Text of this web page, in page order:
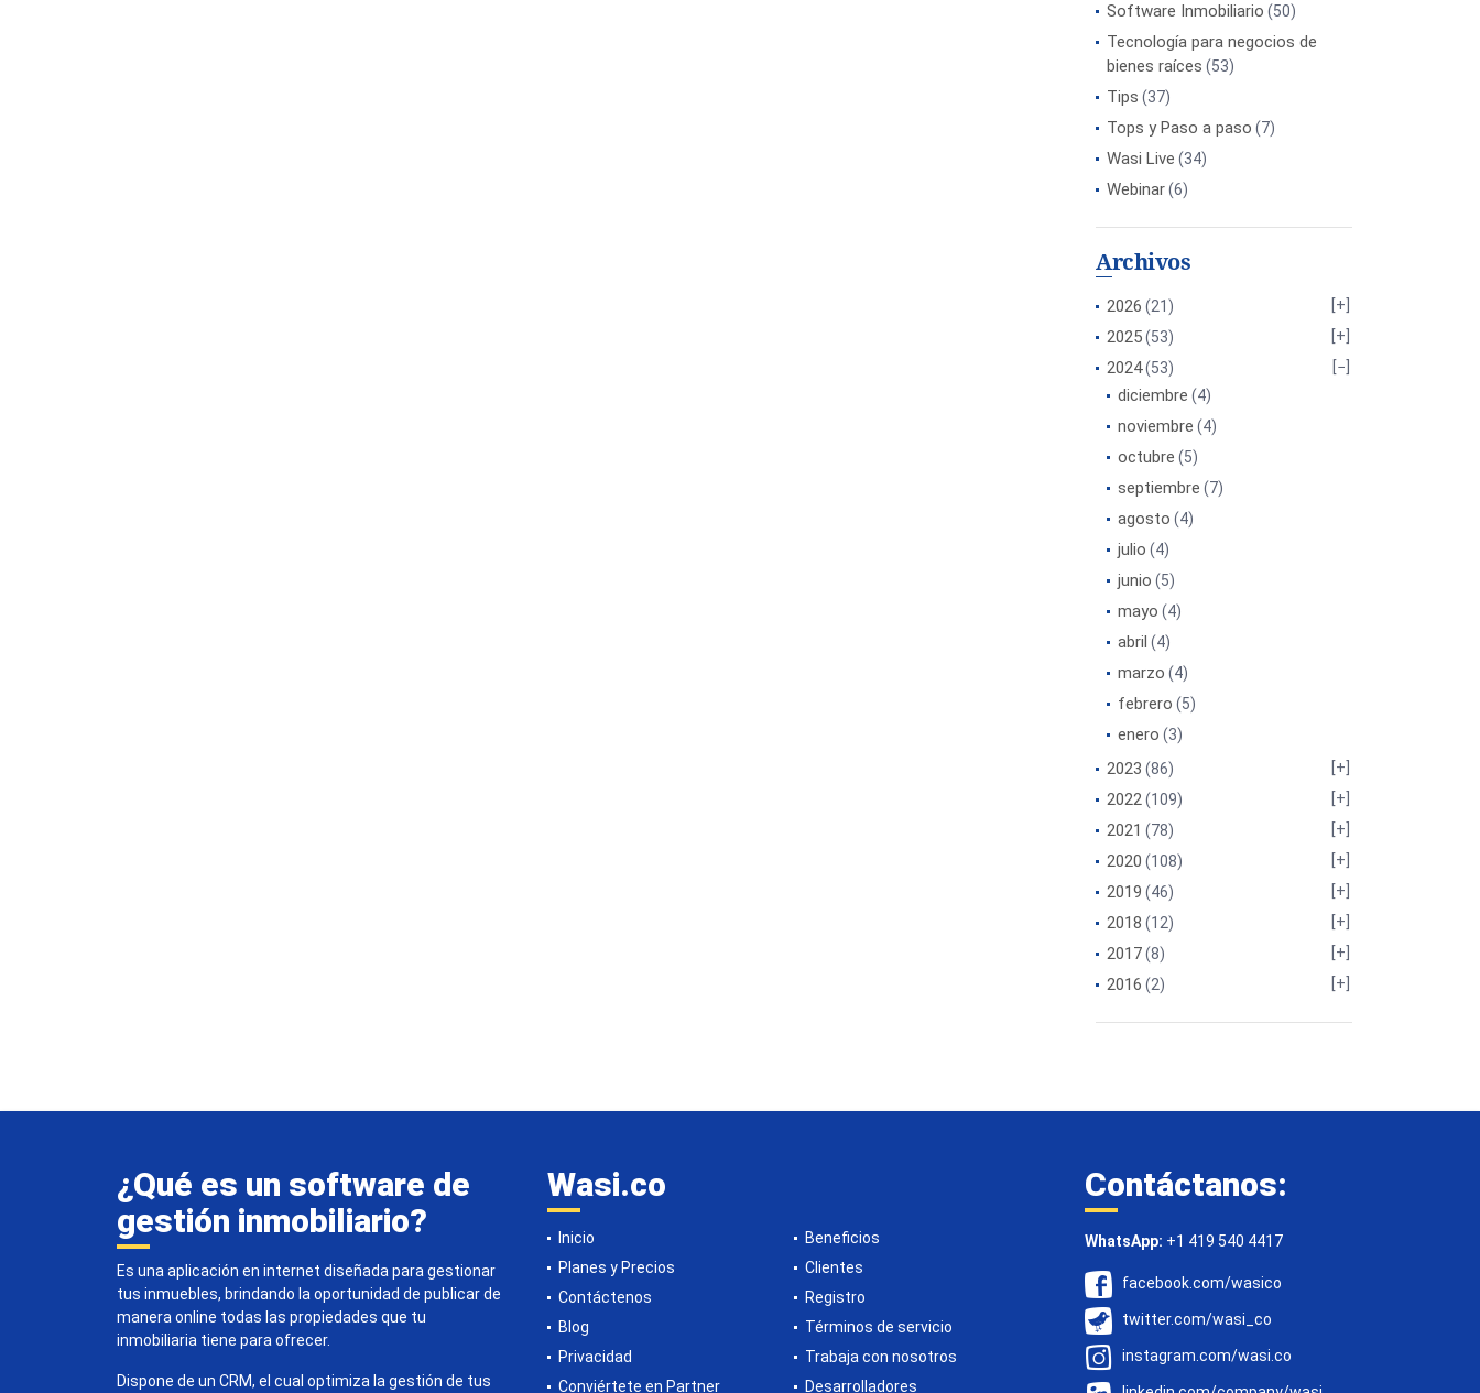
Software Inmobiliario (50)
Tecnología para negocios de
bienes raíces (53)
Tips (37)
Tops y Paso a paso (7)
Wasi Live (34)
Webinar(6)
Archivos
2026 (21)
2025(53)
2024(53)
diciembre (4)
noviembre (4)
octubre (5)
septiembre (7)
agosto (4)
julio (4)
junio (5)
mayo (4)
abril (4)
marzo (4)
febrero (5)
enero (3)
2023 (86)
2022(109)
2021 (78)
2020 (108)
2019 (46)
2018 (12)
2017(8)
2016 (2)
¿Qué es un software de
gestión inmobiliario?
Es una aplicación en internet diseñada para gestionar
tus inmuebles, brindando la oportunidad de publicar de
manera online todas las propiedades que tu
inmobiliaria tiene para ofrecer.
Dispone de un CRM, el cual optimiza la gestión de tus
Wasi.co
Inicio
Beneficios
Planes y Precios
Clientes
Contáctenos
Registro
Blog
Términos de servicio
Privacidad
Trabaja con nosotros
Conviértete en Partner
Desarrolladores
Contáctanos:
WhatsApp: +1 419 540 4417
facebook.com/wasico
twitter.com/wasi_co
instagram.com/wasi.co